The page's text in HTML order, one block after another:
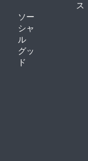
ス
ソー
シャ
ル
グッ
ド